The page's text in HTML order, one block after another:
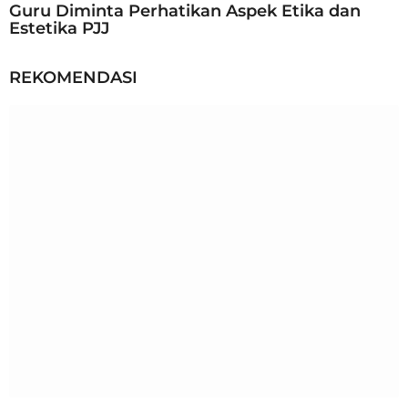
Guru Diminta Perhatikan Aspek Etika dan
Estetika PJJ
REKOMENDASI